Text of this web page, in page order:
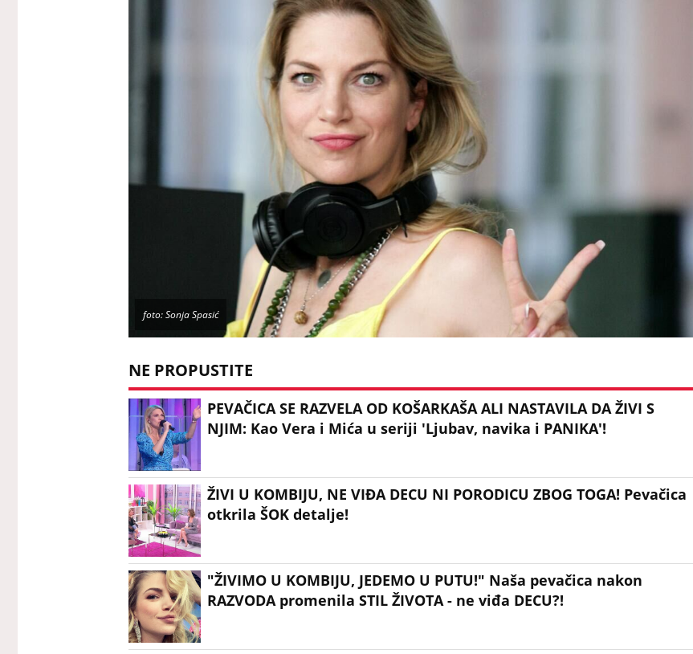
foto: Sonja Spasić
NE PROPUSTITE
PEVAČICA SE RAZVELA OD KOŠARKAŠA ALI NASTAVILA DA ŽIVI S
NJIM: Kao Vera i Mića u seriji 'Ljubav, navika i PANIKA'!
ŽIVI U KOMBIJU, NE VIĐA DECU NI PORODICU ZBOG TOGA! Pevačica
otkrila ŠOK detalje!
"ŽIVIMO U KOMBIJU, JEDEMO U PUTU!" Naša pevačica nakon
RAZVODA promenila STIL ŽIVOTA - ne viđa DECU?!